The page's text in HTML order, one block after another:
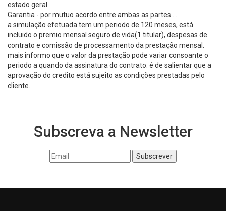
estado geral.
Garantia - por mutuo acordo entre ambas as partes....
a simulação efetuada tem um periodo de 120 meses, está
incluido o premio mensal seguro de vida(1 titular), despesas de
contrato e comissão de processamento da prestação mensal.
mais informo que o valor da prestação pode variar consoante o
periodo a quando da assinatura do contrato. é de salientar que a
aprovação do credito está sujeito as condições prestadas pelo
cliente.
Subscreva a Newsletter